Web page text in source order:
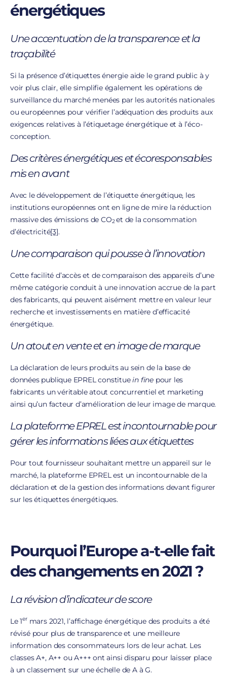
énergétiques
Une accentuation de la transparence et la
traçabilité
Si la présence d’étiquettes énergie aide le grand public à y
voir plus clair, elle simplifie également les opérations de
surveillance du marché menées par les autorités nationales
ou européennes pour vérifier l’adéquation des produits aux
exigences relatives à l’étiquetage énergétique et à l’éco-
conception.
Des critères énergétiques et écoresponsables
mis en avant
Avec le développement de l’étiquette énergétique, les
institutions européennes ont en ligne de mire la réduction
massive des émissions de CO2et de la consommation
d’électricité[3].
Une comparaison qui pousse à l’innovation
Cette facilité d’accès et de comparaison des appareils d’une
même catégorie conduit à une innovation accrue de la part
des fabricants, qui peuvent aisément mettre en valeur leur
recherche et investissements en matière d’efficacité
énergétique.
Un atout en vente et en image de marque
La déclaration de leurs produits au sein de la base de
données publique EPREL constituein fine pour les
fabricants un véritable atout concurrentiel et marketing
ainsi qu’un facteur d’amélioration de leur image de marque.
La plateforme EPREL est incontournable pour
gérer les informations liées aux étiquettes
Pour tout fournisseur souhaitant mettre un appareil sur le
marché, la plateforme EPREL est un incontournable de la
déclaration et de la gestion des informations devant figurer
sur les étiquettes énergétiques.
Pourquoi l’Europe a-t-elle fait
des changements en 2021 ?
La révision d’indicateur de score
Le 1ermars 2021, l’affichage énergétique des produits a été
révisé pour plus de transparence et une meilleure
information des consommateurs lors de leur achat. Les
classes A+, A++ ou A+++ ont ainsi disparu pour laisser place
à un classement sur une échelle de A à G.